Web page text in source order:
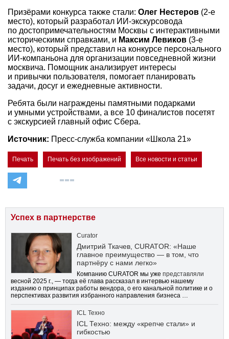
Призёрами конкурса также стали: Олег Нестеров (2-е
место), который разработал ИИ-экскурсовода
по достопримечательностям Москвы с интерактивными
историческими справками, и Максим Левиков (3-е
место), который представил на конкурсе персонального
ИИ-компаньона для организации повседневной жизни
москвича. Помощник анализирует интересы
и привычки пользователя, помогает планировать
задачи, досуг и ежедневные активности.
Ребята были награждены памятными подарками
и умными устройствами, а все 10 финалистов посетят
с экскурсией главный офис Сбера.
Источник: Пресс-служба компании «Школа 21»
Печать Печать без изображений Все новости и статьи
Успех в партнерстве
Curator
Дмитрий Ткачев, CURATOR: «Наше
главное преимущество — в том, что
партнёру с нами легко»
Компанию CURATOR мы уже представляли
весной 2025 г., — тогда её глава рассказал в интервью нашему
изданию о принципах работы вендора, о его канальной политике и о
перспективах развития избранного направления бизнеса …
ICL Техно
ICL Техно: между «крепче стали» и
гибкостью